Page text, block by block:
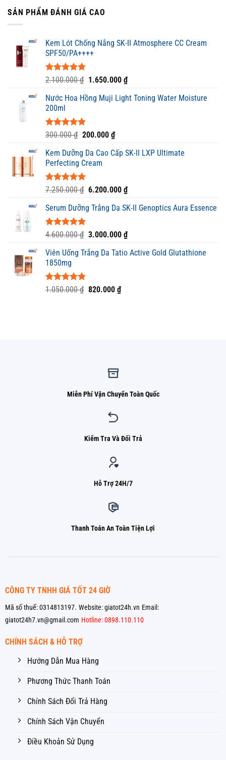
SẢN PHẨM ĐÁNH GIÁ CAO
Kem Lót Chống Nắng SK-II Atmosphere CC Cream
SPF50/PA++++
Được xếp
5 sao
2.100.000₫ Giá
là:
1.650.000 ₫Giá
tại
Nước Hoa Hồng Muji Light Toning Water Moisture
200ml
Được xếp
5.00
5 sao
300.000₫ Giá
là:
300.000 ₫.
200.000 ₫Giá
tại
Kem Dưỡng Da Cao Cấp SK-II LXP Ultimate
Perfecting Cream
Được xếp
5 sao
7.250.000₫ Giá
là:
6.200.000 ₫Giá
tại
6.200.000 ₫.
Serum Dưỡng Trắng Da SK-II Genoptics Aura Essence
Được xếp
5 sao
4.600.000₫ Giá
là:
3.000.000 ₫Giá
tại
Viên Uống Trắng Da Tatio Active Gold Glutathione
1850mg
Được xếp
1.050.000₫ Giá
820.000 ₫Giá
Miễn Phí Vận Chuyển Toàn Quốc
Kiểm Tra Và Đổi Trả
Hỗ Trợ 24H/7
Thanh Toán An Toàn Tiện Lợi
CÔNG TY TNHH GIÁ TỐT 24 GIỜ
Mã số thuế: 0314813197. Website: giatot24h.vn Email:
giatot24h7.vn@gmail.com Hotline: 0898.110.110
CHÍNH SÁCH & HỖ TRỢ
Hướng Dẫn Mua Hàng
Phương Thức Thanh Toán
Chính Sách Đổi Trả Hàng
Chính Sách Vận Chuyển
Điều Khoản Sử Dụng